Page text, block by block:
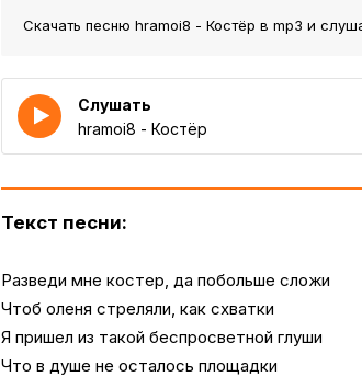
Скачать песню hramoi8 - Костёр в mp3 и
Слушать
hramoi8 - Костёр
Текст песни:
Разведи мне костер, да побольше сложи
Чтоб оленя стреляли, как схватки
Я пришел из такой беспросветной глуши
Что в душе не осталось площадки